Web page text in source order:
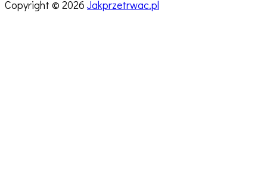
Copyright © 2026 Jakprzetrwac.pl